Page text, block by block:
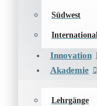
Südwest
International
Innovation
Akademie
Lehrgänge